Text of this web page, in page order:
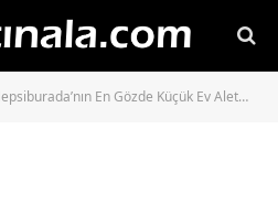
En Gözde Küçük Ev Aletleri!